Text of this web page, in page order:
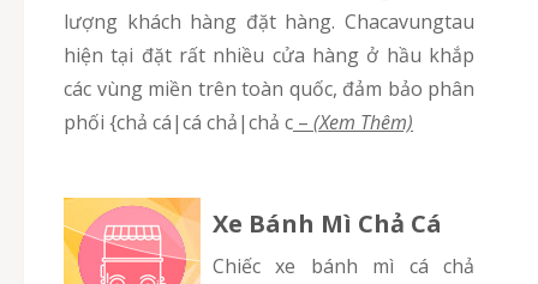
lượng khách hàng đặt hàng. Chacavungtau
hiện tại đặt rất nhiều cửa hàng ở hầu khắp
các vùng miền trên toàn quốc, đảm bảo phân
phối {chả cá|cá chả|chả c – (Xem Thêm)
Xe Bánh Mì Chả Cá
Chiếc xe bánh mì cá chả